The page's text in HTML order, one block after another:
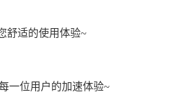
舒适的使用体验~
一位用户的加速体验~